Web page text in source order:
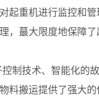
起重机进行监控和
，蕞大限度地保障了
技术、智能化的
料搬运提供了强大的